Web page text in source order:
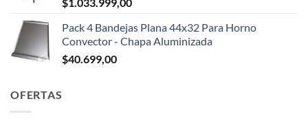
$1.033.999,00
Pack 4 Bandejas Plana 44x32 Para Horno
Convector - Chapa Aluminizada
$40.699,00
OFERTAS